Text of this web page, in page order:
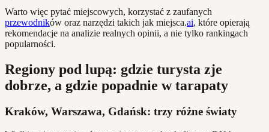
Warto więc pytać miejscowych, korzystać z zaufanych
przewodników oraz narzędzi takich jak miejsca.ai, które opierają
rekomendacje na analizie realnych opinii, a nie tylko rankingach
popularności.
Regiony pod lupą: gdzie turysta zje
dobrze, a gdzie popadnie w tarapaty
Kraków, Warszawa, Gdańsk: trzy różne światy